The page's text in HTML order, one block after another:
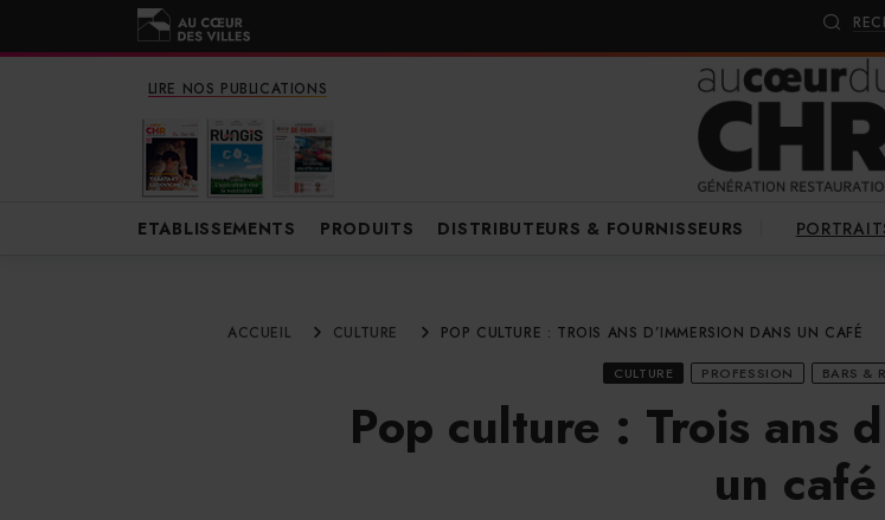
LIRE NOS PUBLICATIONS
ETABLISSEMENTS PRODUITS DISTRIBUTEURS & FOURNISSEURS
ACCUEIL CULTURE POP CULTURE : TROIS ANS D’IMMERSION DANS UN CAFÉ
CULTURE PROFESSION BARS &
Pop culture : Trois ans
un café